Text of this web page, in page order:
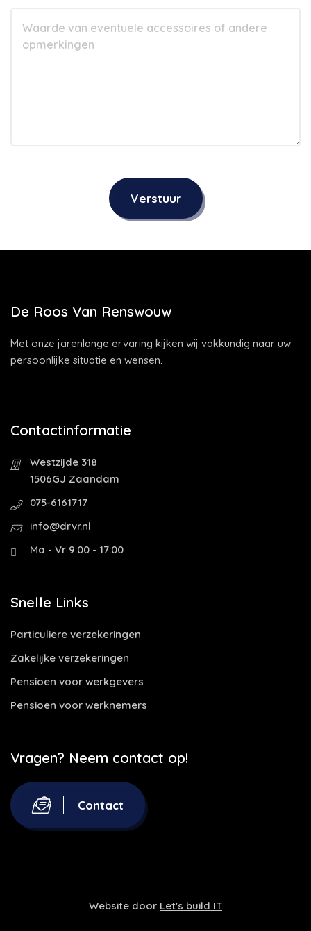
Verstuur
De Roos Van Renswouw
Met onze jarenlange ervaring kijken wij vakkundig naar uw
persoonlijke situatie en wensen.
Contactinformatie
Westzijde 318
1506GJ Zaandam
075-6161717
info@drvr.nl
Ma - Vr 9:00 - 17:00
Snelle Links
Particuliere verzekeringen
Zakelijke verzekeringen
Pensioen voor werkgevers
Pensioen voor werknemers
Vragen? Neem contact op!
Contact
Website door Let's build IT